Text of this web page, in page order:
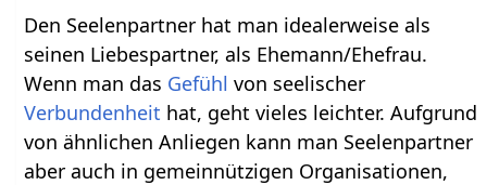
Den Seelenpartner hat man idealerweise als
seinen Liebespartner, als Ehemann/Ehefrau.
Wenn man das Gefühl von seelischer
Verbundenheit hat, geht vieles leichter. Aufgrund
von ähnlichen Anliegen kann man Seelenpartner
aber auch in gemeinnützigen Organisationen,